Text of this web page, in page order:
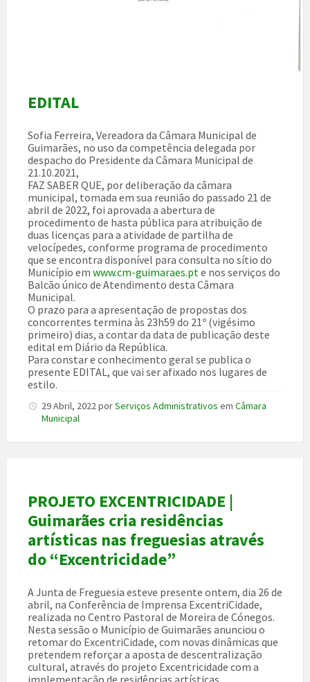
EDITAL
Sofia Ferreira, Vereadora da Câmara Municipal de
Guimarães, no uso da competência delegada por
despacho do Presidente da Câmara Municipal de
21.10.2021,
FAZ SABER QUE, por deliberação da câmara
municipal, tomada em sua reunião do passado 21 de
abril de 2022, foi aprovada a abertura de
procedimento de hasta pública para atribuição de
duas licenças para a atividade de partilha de
velocípedes, conforme programa de procedimento
que se encontra disponível para consulta no sítio do
Município em www.cm-guimaraes.pt e nos serviços do
Balcão único de Atendimento desta Câmara
Municipal.
O prazo para a apresentação de propostas dos
concorrentes termina às 23h59 do 21º (vigésimo
primeiro) dias, a contar da data de publicação deste
edital em Diário da República.
Para constar e conhecimento geral se publica o
presente EDITAL, que vai ser afixado nos lugares de
estilo.
29 Abril, 2022porServiços Administrativos em Câmara
Municipal
PROJETO EXCENTRICIDADE |
Guimarães cria residências
artísticas nas freguesias através
do “Excentricidade”
A Junta de Freguesia esteve presente ontem, dia 26 de
abril, na Conferência de Imprensa ExcentriCidade,
realizada no Centro Pastoral de Moreira de Cónegos.
Nesta sessão o Município de Guimarães anunciou o
retomar do ExcentriCidade, com novas dinâmicas que
pretendem reforçar a aposta de descentralização
cultural, através do projeto Excentricidade com a
implementação de residências artísticas,